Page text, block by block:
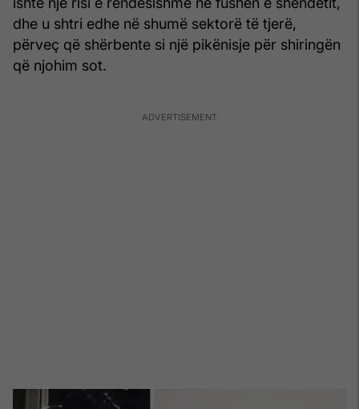
dhe u shtri edhe në shumë sektorë të tjerë,
përveç që shërbente si një pikënisje për shiringën
që njohim sot.